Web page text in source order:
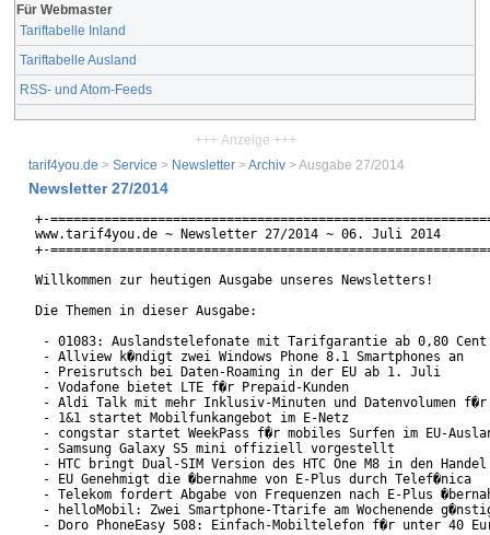
Für Webmaster
Tariftabelle Inland
Tariftabelle Ausland
RSS- und Atom-Feeds
+++ Anzeige +++
tarif4you.de > Service > Newsletter >Archiv > Ausgabe 27/2014
Newsletter 27/2014
+-
www.tarif4you.de ~ Newsletter 27/2014 ~ 06. Juli 2014
+-
Willkommen zur heutigen Ausgabe unseres Newsletters!
Die Themen in dieser Ausgabe:
- 01083: Auslandstelefonate mit Tarifgarantie ab 0,80 Cent
- Allview k�ndigt zwei Windows Phone 8.1 Smartphones an
- Preisrutsch bei Daten-Roaming in der EU ab 1. Juli
- Vodafone bietet LTE f�r Prepaid-Kunden
- Aldi Talk mit mehr Inklusiv-Minuten und Datenvolumen f�r
- 1&1 startet Mobilfunkangebot im E-Netz
- congstar startet WeekPass f�r mobiles Surfen im EU-
- Samsung Galaxy S5 mini offiziell vorgestellt
- HTC bringt Dual-SIM Version des HTC One M8 in den Handel
- EU Genehmigt die �bernahme von E-Plus durch Telef�nica
- Telekom fordert Abgabe von Frequenzen nach E-Plus
- helloMobil: Zwei Smartphone-Ttarife am Wochenende
- Doro PhoneEasy 508: Einfach-Mobiltelefon f�r unter 40